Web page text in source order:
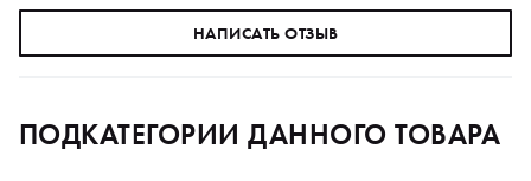
НАПИСАТЬ ОТЗЫВ
ПОДКАТЕГОРИИ ДАННОГО ТОВАРА